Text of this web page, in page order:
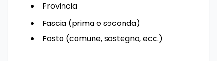
Provincia
Fascia (prima e seconda)
Posto (comune, sostegno, ecc.)